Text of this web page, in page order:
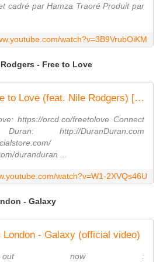
cadré par Hamza Traoré Produit par
watch?v=3B9VrubOiKM
- Free to Love
Duran Duran - Free to Love (feat. Nile Rodgers) [Official Music Video]
https://orcd.co/freetolove Connect
http://DuranDuran.com
duranduran ...
watch?v=W1-2XVQs46U
- Galaxy
London - Galaxy (official video)
out now :